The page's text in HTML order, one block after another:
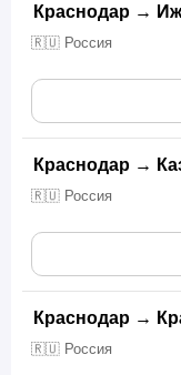
Краснодар →
🇷🇺 Россия
Краснодар →
🇷🇺 Россия
Краснодар →
🇷🇺 Россия